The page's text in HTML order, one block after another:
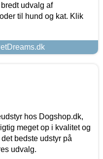
udvalg af
til hund og kat. Klik
hos Dogshop.dk,
meget op i kvalitet og
bedste udstyr på
udvalg.